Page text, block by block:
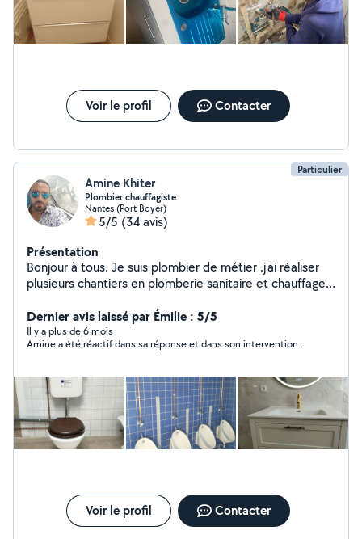
Voir le profil Contacter
Particulier
Amine Khiter
Plombier chauffagiste
Nantes (Port Boyer)
5/5 (34 avis)
Présentation
Bonjour à tous. Je suis plombier de métier .j'ai réaliser
plusieurs chantiers en plomberie sanitaire et chauffage,
type du WC lavabo bac a douche baignoire cuisine ....du
dépannage si vous avez besoin de mes services je serai
là .
Dernier avis laissé par Émilie : 5/5
Il y a plus de 6 mois
Amine a été réactif dans sa réponse et dans son intervention.
Voir le profil Contacter